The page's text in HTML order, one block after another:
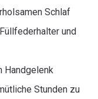
Schlaf
und
Handgelenk
Stunden zu